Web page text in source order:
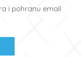
i pohranu email